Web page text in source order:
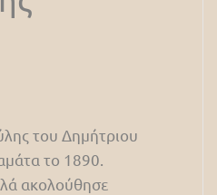
του Δημήτριου
το 1890.
ακολούθησε